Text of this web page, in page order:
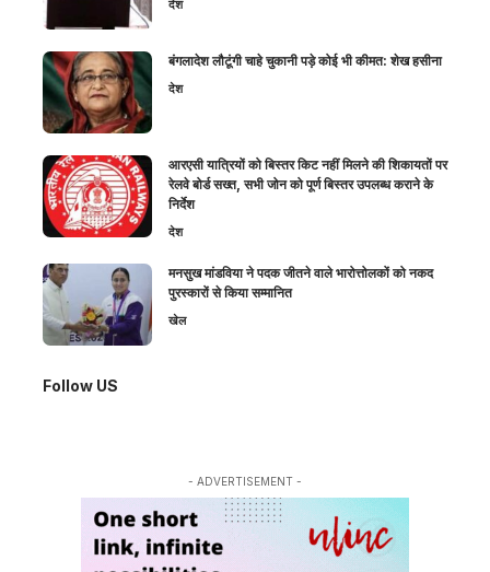
देश
बंगलादेश लौटूंगी चाहे चुकानी पड़े कोई भी कीमत: शेख हसीना
देश
आरएसी यात्रियों को बिस्तर किट नहीं मिलने की शिकायतों पर
रेलवे बोर्ड सख्त, सभी जोन को पूर्ण बिस्तर उपलब्ध कराने के
निर्देश
देश
मनसुख मांडविया ने पदक जीतने वाले भारोत्तोलकों को नकद
पुरस्कारों से किया सम्मानित
खेल
Follow US
- ADVERTISEMENT -